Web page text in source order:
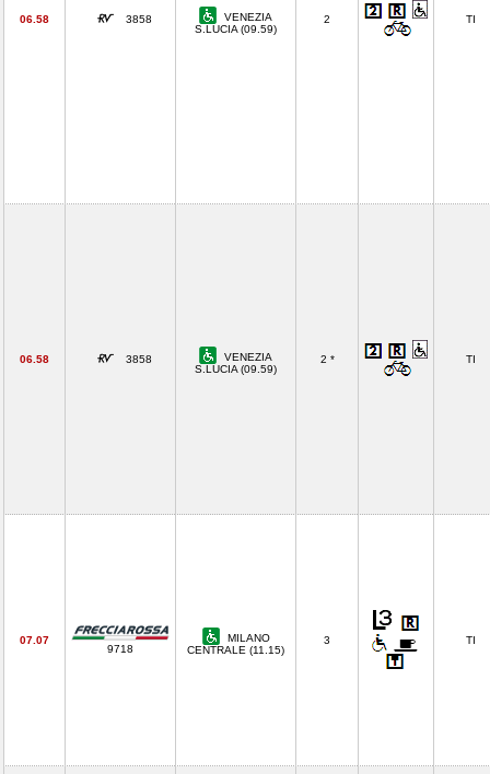
06.58 3858
VENEZIA
S.LUCIA (09.59)
2 TI
06.58 3858
VENEZIA
S.LUCIA (09.59)
2 * TI
07.07
9718
MILANO
CENTRALE (11.15)
3 TI